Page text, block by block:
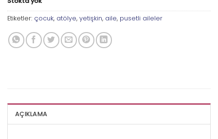
Etiketler: çocuk, atölye, yetişkin, aile, pusetli aileler
AÇIKLAMA